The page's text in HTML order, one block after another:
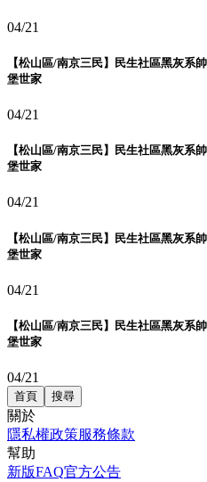
04/21
【松山區/南京三民】民生社區黑灰系
堡世家
04/21
【松山區/南京三民】民生社區黑灰系
堡世家
04/21
【松山區/南京三民】民生社區黑灰系
堡世家
04/21
【松山區/南京三民】民生社區黑灰系
堡世家
04/21
首頁 搜尋
關於
隱私權政策服務條款
幫助
新版FAQ官方公告